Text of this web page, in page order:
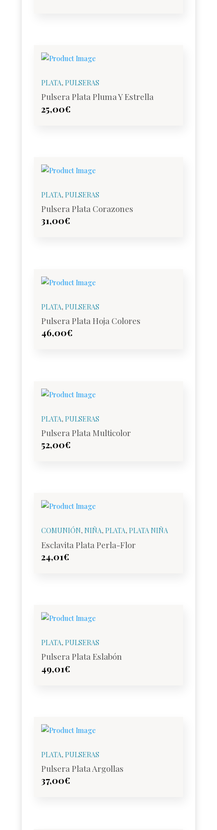
PLATA, PULSERAS
Pulsera Plata Pluma Y Estrella
25,00€
PLATA, PULSERAS
Pulsera Plata Corazones
31,00€
PLATA, PULSERAS
Pulsera Plata Hoja Colores
46,00€
PLATA, PULSERAS
Pulsera Plata Multicolor
52,00€
COMUNIÓN, NIÑA, PLATA, PLATA NIÑA
Esclavita Plata Perla-Flor
24,01€
PLATA, PULSERAS
Pulsera Plata Eslabón
49,01€
PLATA, PULSERAS
Pulsera Plata Argollas
37,00€